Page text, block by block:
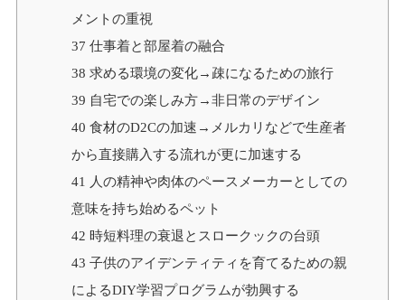
メントの重視
37 仕事着と部屋着の融合
38 求める環境の変化→疎になるための旅行
39 自宅での楽しみ方→非日常のデザイン
40 食材のD2Cの加速→メルカリなどで生産者
から直接購入する流れが更に加速する
41 人の精神や肉体のペースメーカーとしての
意味を持ち始めるペット
42 時短料理の衰退とスロークックの台頭
43 子供のアイデンティティを育てるための親
によるDIY学習プログラムが勃興する